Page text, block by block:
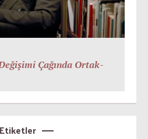
Çağında Ortak-
Etiketler